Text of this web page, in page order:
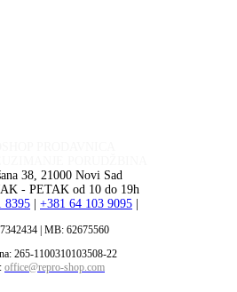
38, 21000 Novi Sad
- PETAK od 10 do 19h
8395
+381 64 103 9095
| MB: 62675560
265-1100310103508-22
office@repro-shop.com